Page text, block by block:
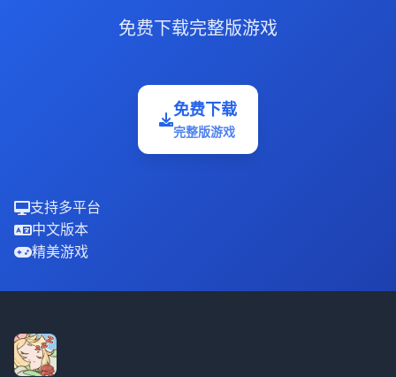
免费下载完整版游戏
免费下载
完整版游戏
支持多平台
中文版本
精美游戏